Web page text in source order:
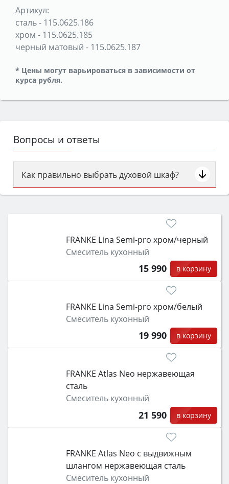
Артикул:
сталь- 115.0625.186
хром - 115.0625.185
черный матовый - 115.0625.187
* Цены могут варьироваться в зависимости от
курса рубля.
Вопросы и ответы
Как правильно выбрать духовой шкаф?
Сначала определитесь с типом (газовый или
затем смотрите на объём 50–70 л для семьи,
функции (конвекция, гриль, самоочистка,
защита от детей).
FRANKE Lina Semi-pro xром/черный
Смеситель кухонный
15 990 в корзину
FRANKE Lina Semi-pro xром/белый
Смеситель кухонный
19 990 в корзину
FRANKE Atlas Neo нержавеющая
сталь
Смеситель кухонный
21 590 в корзину
FRANKE Atlas Neo с выдвижным
шлангом нержавеющая сталь
Смеситель кухонный